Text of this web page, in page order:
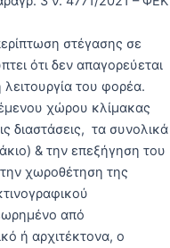
στέγασης σε
ότι δεν απαγορεύεται
του φορέα.
χώρου κλίμακας
διαστάσεις, τα συνολικά
& την επεξήγηση του
χωροθέτηση της
από
ή αρχιτέκτονα, ο